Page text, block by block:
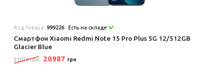
Код товара:999226 Есть на складе
Смартфон Xiaomi Redmi Note 15 Pro Plus 5G 12/512GB
Glacier Blue
21010 грн 20987 грн